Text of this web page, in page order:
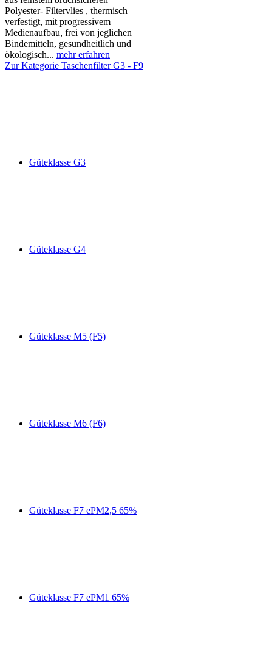
Polyester- Filtervlies , thermisch
verfestigt, mit progressivem
Medienaufbau, frei von jeglichen
Bindemitteln, gesundheitlich und
ökologisch... mehr erfahren
Zur Kategorie Taschenfilter G3 - F9
Güteklasse G3
Güteklasse G4
Güteklasse M5 (F5)
Güteklasse M6 (F6)
Güteklasse F7 ePM2,5 65%
Güteklasse F7 ePM1 65%